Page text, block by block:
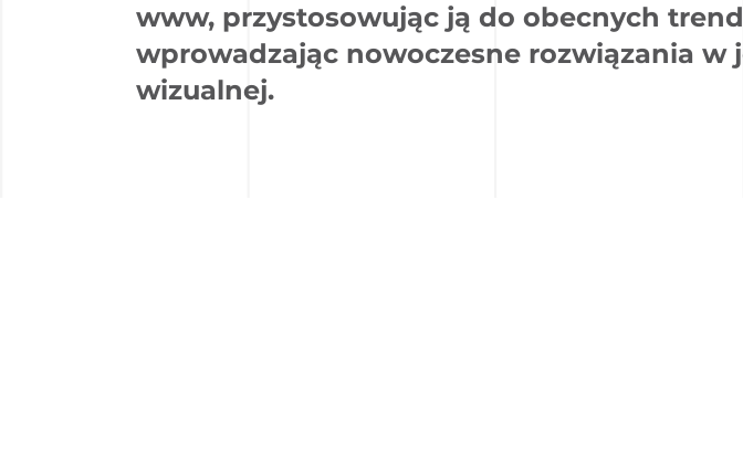
www, przystosowując ją do obecnych
wprowadzając nowoczesne rozwiązania
wizualnej.